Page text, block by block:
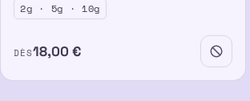
2g · 5g · 10g
DÈS18,00€